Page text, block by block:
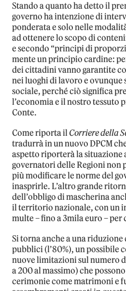
Stando a quanto ha detto il
governo ha intenzione di
ponderata e solo nelle
ad ottenere lo scopo di
e secondo “principi di
mente un principio cardine:
dei cittadini vanno garantite
nei luoghi di lavoro e ovunque
sociale, perché ciò significa
l’economia e il nostro tessuto
Conte.
Come riporta ilCorriere della
tradurrà in un nuovo DPCM
aspetto riporterà la situazione
governatori delle Regioni non
più modificare le norme del
inasprirle. L’altro grande
dell’obbligo di mascherina
il territorio nazionale, con un
multe – fino a 3mila euro – per
Si torna anche a una
pubblici (l’80%), un possibile
nuove limitazioni sul numero
a 200 al massimo) che
cerimonie come matrimoni e